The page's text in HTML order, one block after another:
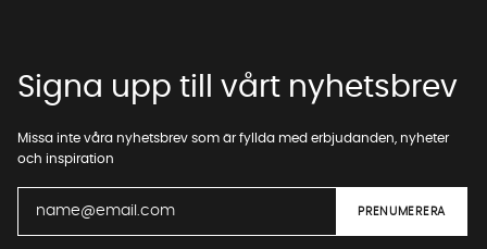
Signa upp till vårt nyhetsbrev
Missa inte våra nyhetsbrev som är fyllda med erbjudanden, nyheter
och inspiration